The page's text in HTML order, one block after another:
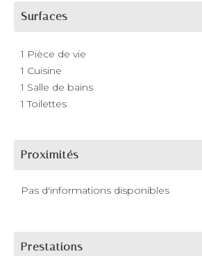
Surfaces
1 Pièce de vie
1 Cuisine
1 Salle de bains
1 Toilettes
Proximités
Pas d'informations disponibles
Prestations